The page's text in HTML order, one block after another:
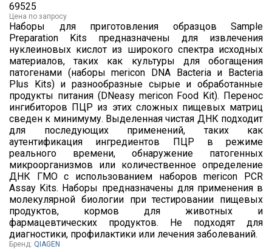
69525
Цена по запросу
Наборы для приготовления образцов Sample
Preparation Kits предназначены для извлечения
нуклеиновых кислот из широкого спектра исходных
материалов, таких как культуры для обогащения
патогенами (наборы mericon DNA Bacteria и Bacteria
Plus Kits) и разнообразные сырые и обработанные
продукты питания (DNeasy mericon Food Kit). Перенос
ингибиторов ПЦР из этих сложных пищевых матриц
сведен к минимуму. Выделенная чистая ДНК подходит
для последующих применений, таких как
аутентификация ингредиентов ПЦР в режиме
реального времени, обнаружение патогенных
микроорганизмов или количественное определение
ДНК ГМО с использованием наборов mericon PCR
Assay Kits. Наборы предназначены для применения в
молекулярной биологии при тестировании пищевых
продуктов, кормов для животных и
фармацевтических продуктов. Не подходят для
диагностики, профилактики или лечения заболеваний.
Бренд: QIAGEN